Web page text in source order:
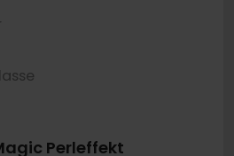
Perleffekt